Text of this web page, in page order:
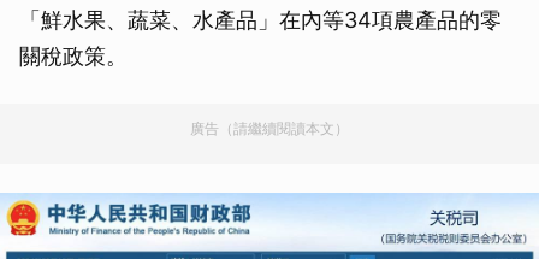
「鮮水果、蔬菜、水產品」在內等34項農產品的零
關稅政策。
廣告（請繼續閱讀本文）